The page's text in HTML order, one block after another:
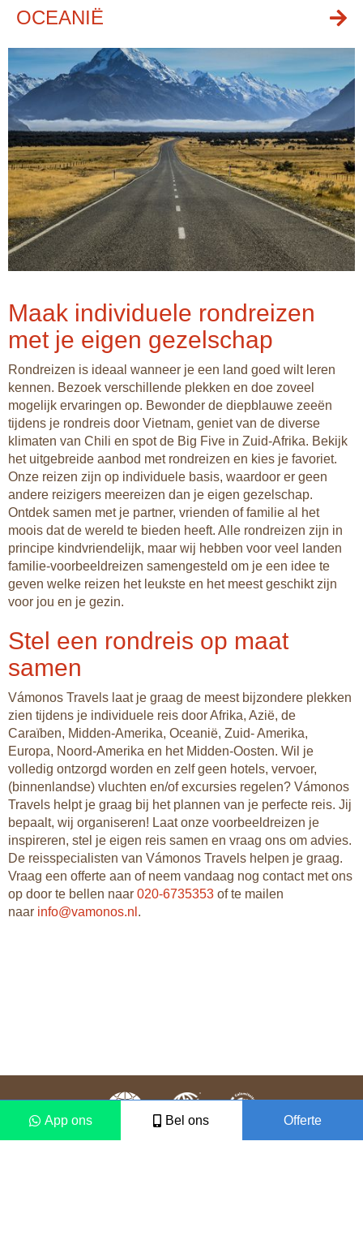
OCEANIË
Maak individuele rondreizen
met je eigen gezelschap
Rondreizen is ideaal wanneer je een land goed wilt leren
kennen. Bezoek verschillende plekken en doe zoveel
mogelijk ervaringen op. Bewonder de diepblauwe zeeën
tijdens je rondreis door Vietnam, geniet van de diverse
klimaten van Chili en spot de Big Five in Zuid-Afrika. Bekijk
het uitgebreide aanbod met rondreizen en kies je favoriet.
Onze reizen zijn op individuele basis, waardoor er geen
andere reizigers meereizen dan je eigen gezelschap.
Ontdek samen met je partner, vrienden of familie al het
moois dat de wereld te bieden heeft. Alle rondreizen zijn in
principe kindvriendelijk, maar wij hebben voor veel landen
familie-voorbeeldreizen samengesteld om je een idee te
geven welke reizen het leukste en het meest geschikt zijn
voor jou en je gezin.
Stel een rondreis op maat
samen
Vámonos Travels laat je graag de meest bijzondere plekken
zien tijdens je individuele reis door Afrika, Azië, de
Caraïben, Midden-Amerika, Oceanië, Zuid- Amerika,
Europa, Noord-Amerika en het Midden-Oosten. Wil je
volledig ontzorgd worden en zelf geen hotels, vervoer,
(binnenlandse) vluchten en/of excursies regelen? Vámonos
Travels helpt je graag bij het plannen van je perfecte reis. Jij
bepaalt, wij organiseren! Laat onze voorbeeldreizen je
inspireren, stel je eigen reis samen en vraag ons om advies.
De reisspecialisten van Vámonos Travels helpen je graag.
Vraag een offerte aan of neem vandaag nog contact met ons
op door te bellen naar 020-6735353 of te mailen
naar info@vamonos.nl .
App ons Bel ons Offerte